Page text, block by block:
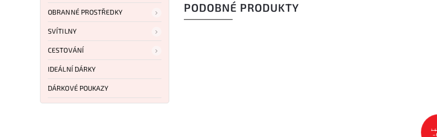
OBRANNÉ PROSTŘEDKY
SVÍTILNY
CESTOVÁNÍ
IDEÁLNÍ DÁRKY
DÁRKOVÉ POUKAZY
PODOBNÉ PRODUKTY